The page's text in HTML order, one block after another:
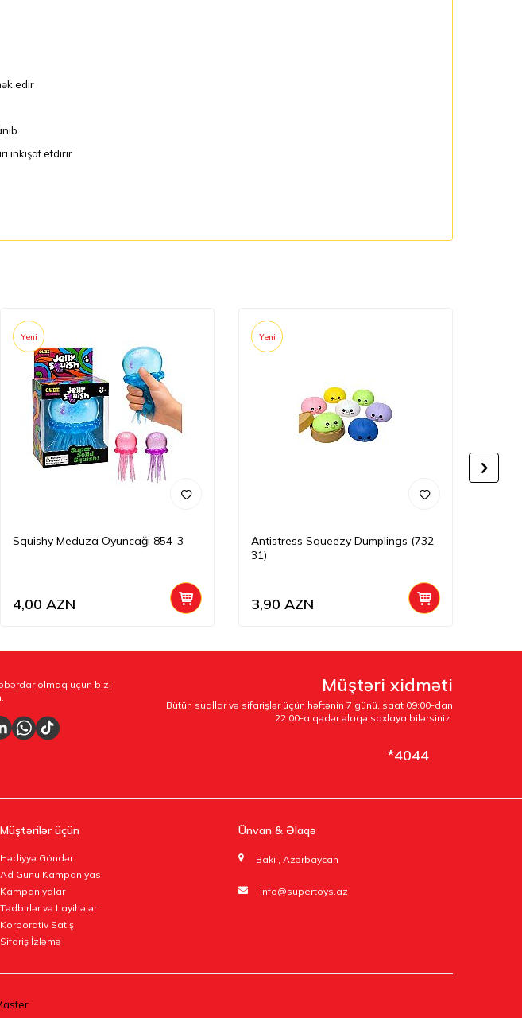
edir
inkişaf etdirir
Yeni
Squishy Meduza Oyuncağı 854-3
4,00 AZN
Yeni
Antistress Squeezy Dumplings (732-
31)
3,90 AZN
olmaq üçün bizi
Müştəri xidməti
Bütün suallar və sifarişlər üçün həftənin 7 günü, saat 09:00-dan
22:00-a qədər əlaqə saxlaya bilərsiniz.
*4044
Müştərilər üçün
Hədiyyə Göndər
Ad Günü Kampaniyası
Kampaniyalar
Tədbirlər və Layihələr
Korporativ Satış
Sifariş İzləmə
Ünvan & Əlaqə
Bakı , Azərbaycan
info@supertoys.az